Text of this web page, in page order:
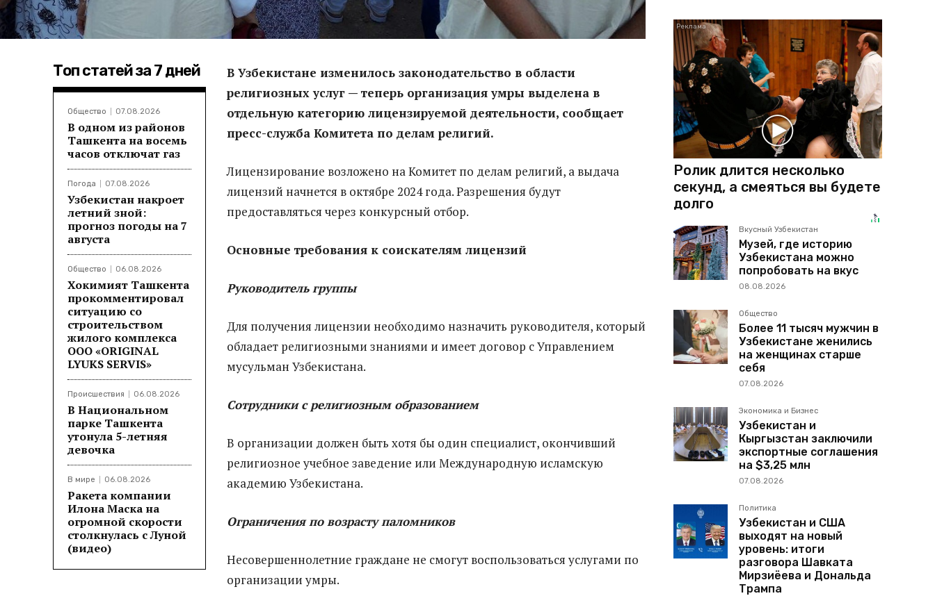
Топ статей за 7 дней
Общество 07.08.2026
В одном из районов
Ташкента на восемь
часов отключат газ
Погода 07.08.2026
Узбекистан накроет
летний зной:
прогноз погоды на 7
августа
Общество 06.08.2026
Хокимият Ташкента
прокомментировал
ситуацию со
строительством
жилого комплекса
ООО «ORIGINAL
LYUKS SERVIS»
Происшествия 06.08.2026
В Национальном
парке Ташкента
утонула 5-летняя
девочка
В мире 06.08.2026
Ракета компании
Илона Маска на
огромной скорости
столкнулась с Луной
(видео)
В Узбекистане изменилось законодательство в области
религиозных услуг — теперь организация умры выделена в
отдельную категорию лицензируемой деятельности, сообщает
пресс-служба Комитета по делам религий.
Лицензирование возложено на Комитет по делам религий, а выдача
лицензий начнется в октябре 2024 года. Разрешения будут
предоставляться через конкурсный отбор.
Основные требования к соискателям лицензий
Руководитель группы
Для получения лицензии необходимо назначить руководителя, который
обладает религиозными знаниями и имеет договор с Управлением
мусульман Узбекистана.
Сотрудники с религиозным образованием
В организации должен быть хотя бы один специалист, окончивший
религиозное учебное заведение или Международную исламскую
академию Узбекистана.
Ограничения по возрасту паломников
Несовершеннолетние граждане не смогут воспользоваться услугами по
организации умры.
Ролик длится несколько
секунд, а смеяться вы будете
долго
Вкусный Узбекистан
Музей, где историю
Узбекистана можно
попробовать на вкус
08.08.2026
Общество
Более 11 тысяч мужчин в
Узбекистане женились
на женщинах старше
себя
07.08.2026
Экономика и Бизнес
Узбекистан и
Кыргызстан заключили
экспортные соглашения
на $3,25 млн
07.08.2026
Политика
Узбекистан и США
выходят на новый
уровень: итоги
разговора Шавката
Мирзиёева и Дональда
Трампа